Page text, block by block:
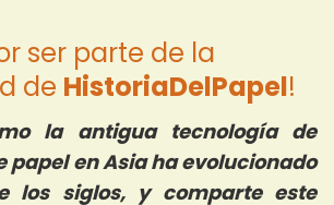
ser parte de la
de HistoriaDelPapel!
la antigua tecnología de
papel en Asia ha evolucionado
los siglos, y comparte este